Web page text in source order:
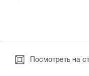
Посмотреть на